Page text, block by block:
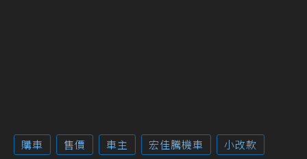
購車 售價 車主 宏佳騰機車 小改款